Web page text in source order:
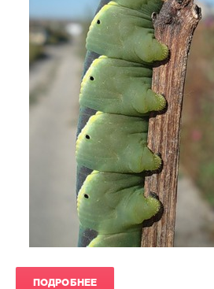
ПОДРОБНЕЕ